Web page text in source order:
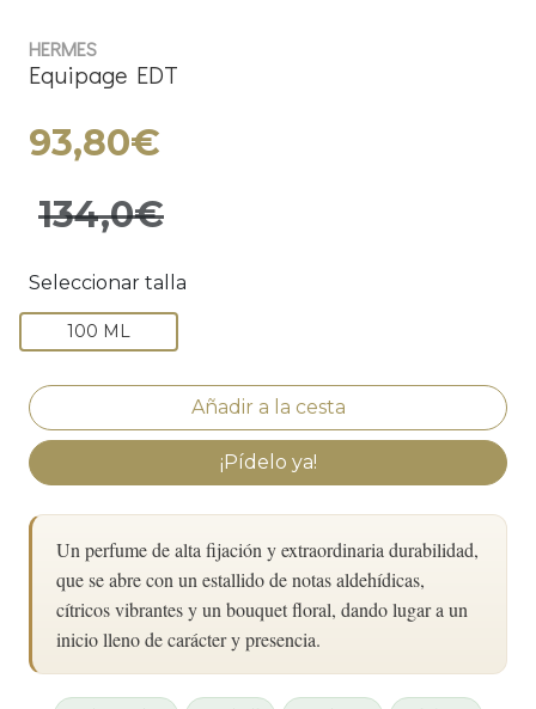
HERMES
Equipage EDT
93,80€
134,0€
Seleccionar talla
100 ML
¡Pídelo ya!
Un perfume de alta fijación y extraordinaria durabilidad,
que se abre con un estallido de notas aldehídicas,
cítricos vibrantes y un bouquet floral, dando lugar a un
inicio lleno de carácter y presencia.